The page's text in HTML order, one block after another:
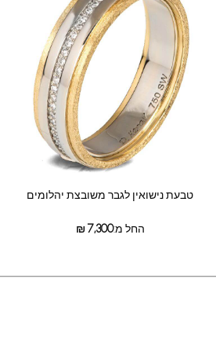
טבעת נישואין לגבר משובצת יהלומים
החל מ: ₪7,300